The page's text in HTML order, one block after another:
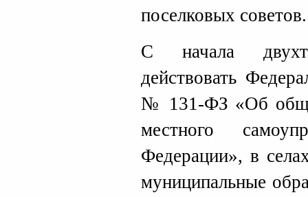
поселковых советов.
С начала
действовать
№ 131-ФЗ «Об
местного
Федерации», в
муниципальные